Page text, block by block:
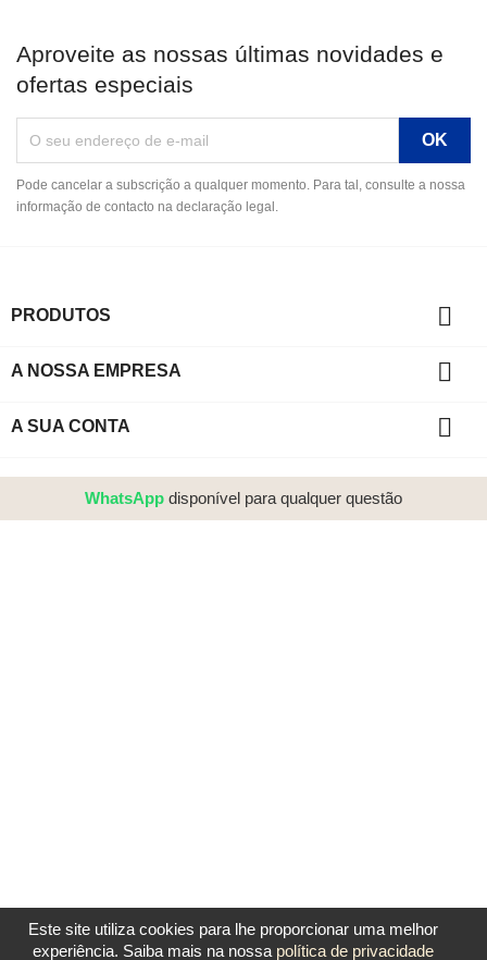
Aproveite as nossas últimas novidades e
ofertas especiais
Pode cancelar a subscrição a qualquer momento. Para tal, consulte a nossa
informação de contacto na declaração legal.
PRODUTOS 
A NOSSA EMPRESA 
A SUA CONTA 
WhatsApp disponível para qualquer questão
Este site utiliza cookies para lhe proporcionar uma melhor
experiência. Saiba mais na nossa política de privacidade